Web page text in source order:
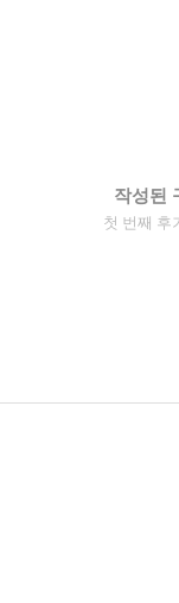
작성된
첫 번째 후